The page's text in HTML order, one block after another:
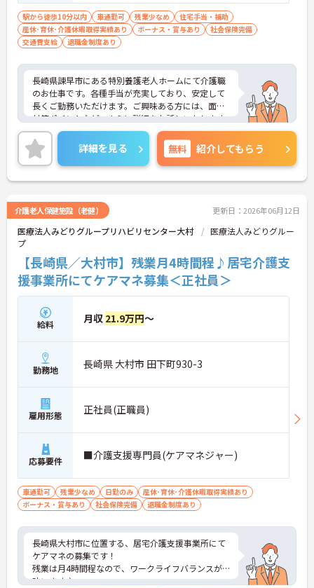
駅から徒歩10分以内 車通勤可 残業少なめ
住宅手当・補助
産休･育休･介護休暇取得実績あり
ボーナス・賞与あり
社会保険完備
交通費支給
退職金制度あり
長崎県諫早市にある特別養護老人ホームにて介護職
のお仕事です。各種手当が充実しており、安定して
長くご勤務いただけます。ご興味ある方には、面接
対策ポイントなど、さらに詳細をお話しいたします
のでお気軽にご相談ください。
詳細を見る 無料 紹介してもらう
介護老人保健施設（老健） 更新日：2026年06月12日
医療法人みどりグループリハビリセンター大村
医療法人みどりグルー
プ
【長崎県／大村市】残業月4時間程♪居宅介護支
援事業所にてケアマネ募集＜正社員＞
給料 月収 21.9万円～
勤務地 長崎県 大村市 田下町930-3
雇用形態 正社員(正職員)
応募要件 ■介護支援専門員(ケアマネジャー)
車通勤可 残業少なめ 日勤のみ
産休･育休･介護休暇取得実績あり
ボーナス・賞与あり
社会保険完備 退職金制度あり
長崎県大村市に位置する、居宅介護支援事業所にて
ケアマネの募集です！
残業は月4時間程なので、ワークライフバランスが
叶います♪